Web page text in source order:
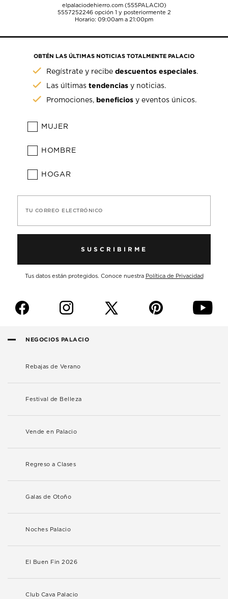
elpalaciodehierro.com (555PALACIO)
5557252246opción 1 y posteriormente 2
Horario: 09:00am a 21:00pm
OBTÉN LAS ÚLTIMAS NOTICIAS TOTALMENTE PALACIO
Regístrate y recibedescuentos especiales.
Las últimastendencias y noticias.
Promociones, beneficios y eventos únicos.
MUJER
HOMBRE
HOGAR
TU CORREO ELECTRÓNICO
SUSCRIBIRME
Tus datos están protegidos. Conoce nuestra Política de Privacidad
f i p y
NEGOCIOS PALACIO
Rebajas de Verano
Festival de Belleza
Vende en Palacio
Regreso a Clases
Galas de Otoño
Noches Palacio
El Buen Fin 2026
Club Cava Palacio